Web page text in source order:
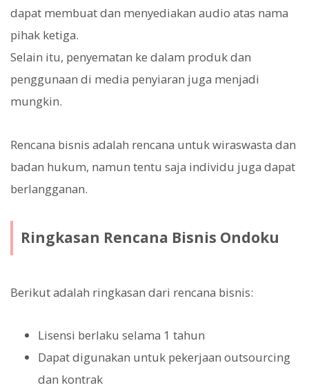
dapat membuat dan menyediakan audio atas nama
pihak ketiga.
Selain itu, penyematan ke dalam produk dan
penggunaan di media penyiaran juga menjadi
mungkin.
Rencana bisnis adalah rencana untuk wiraswasta dan
badan hukum, namun tentu saja individu juga dapat
berlangganan.
Ringkasan Rencana Bisnis Ondoku
Berikut adalah ringkasan dari rencana bisnis:
Lisensi berlaku selama 1 tahun
Dapat digunakan untuk pekerjaan outsourcing
dan kontrak